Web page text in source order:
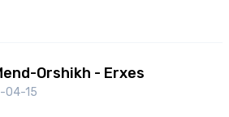
Orshikh - Erxes
04-15